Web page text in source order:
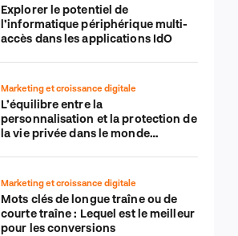
Explorer le potentiel de
l’informatique périphérique multi-
accès dans les applications IdO
Marketing et croissance digitale
L’équilibre entre la
personnalisation et la protection de
la vie privée dans le monde
Marketing et croissance digitale
Mots clés de longue traîne ou de
courte traîne : Lequel est le meilleur
pour les conversions